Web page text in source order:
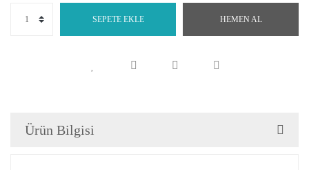
SEPETE EKLE HEMEN AL
Ürün Bilgisi